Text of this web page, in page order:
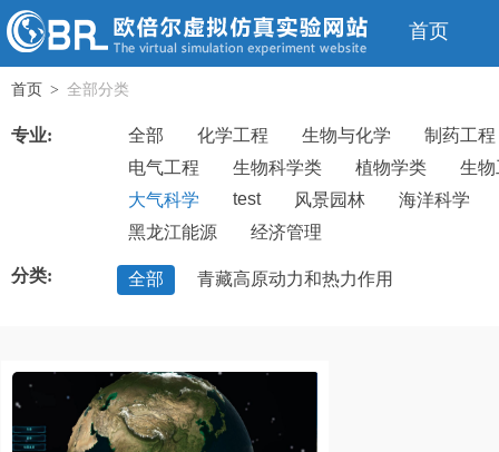
首页
首页 > 全部分类
专业: 全部 化学工程 生物与化学
制药工程
电气工程
生物科学类 植物学类
生
大气科学
test 风景园林
海洋科学
黑龙江能源
经济管理
分类: 全部 青藏高原动力和热力作用